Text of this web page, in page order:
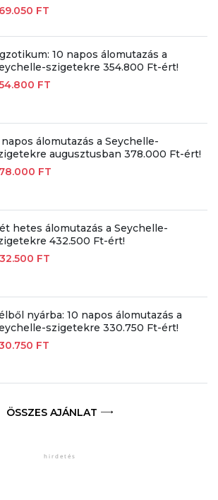
FT
10 napos álomutazás a
szigetekre 354.800 Ft-ért!
FT
álomutazás a Seychelle-
augusztusban 378.000 Ft-ért!
FT
hetes álomutazás a Seychelle-
432.500 Ft-ért!
FT
nyárba: 10 napos álomutazás a
szigetekre 330.750 Ft-ért!
FT
ÖSSZES AJÁNLAT